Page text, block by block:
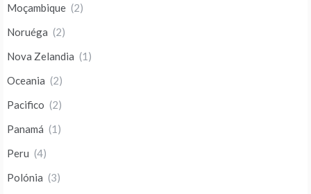
Moçambique (2)
Noruéga (2)
Nova Zelandia (1)
Oceania (2)
Pacifico (2)
Panamá (1)
Peru (4)
Polónia (3)